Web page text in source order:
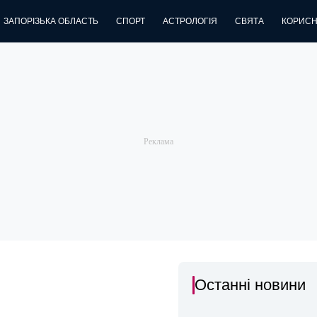
ЗАПОРІЗЬКА ОБЛАСТЬ СПОРТ АСТРОЛОГІЯ СВЯТА
Останні новини